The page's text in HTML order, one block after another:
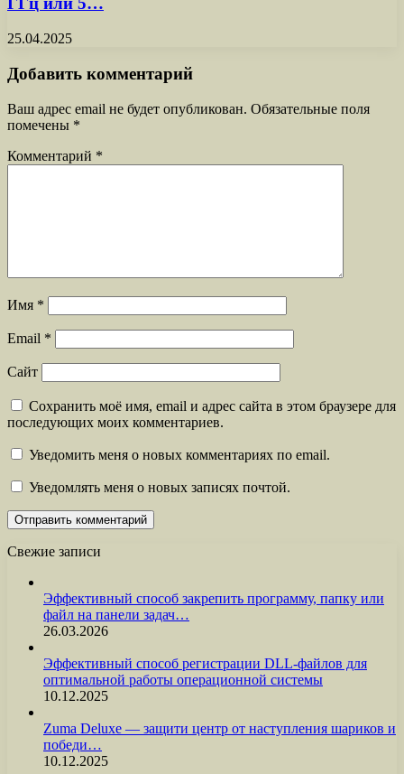
25.04.2025
Добавить комментарий
Ваш адрес email не будет опубликован. Обязательные поля
помечены *
Комментарий *
Имя *
Email *
Сайт
Сохранить моё имя, email и адрес сайта в этом браузере для
последующих моих комментариев.
Уведомить меня о новых комментариях по email.
Уведомлять меня о новых записях почтой.
Свежие записи
Эффективный способ закрепить программу, папку или
файл на панели задач…
26.03.2026
Эффективный способ регистрации DLL-файлов для
оптимальной работы операционной системы
10.12.2025
Zuma Deluxe — защити центр от наступления шариков и
победи…
10.12.2025